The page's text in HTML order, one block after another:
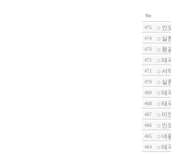
No
475 인
474 실
473 몽
472 태
471 서
470 실
469 태
468 태
467 미
466 인
465 네
464 태